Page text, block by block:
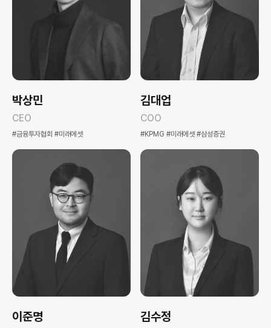
박상민
CEO
#금융투자협회 #미래에셋
김대업
COO
#KPMG #미래에셋 #삼성증권
이준명 김수정